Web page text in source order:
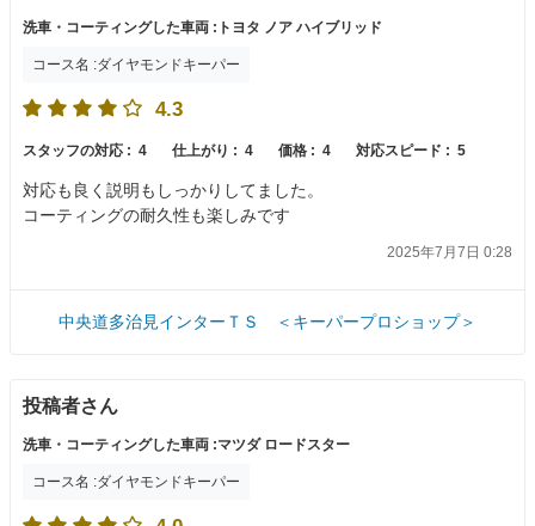
洗車・コーティングした車両 :トヨタ ノア ハイブリッド
コース名 :ダイヤモンドキーパー
4.3
スタッフの対応 : 4 仕上がり : 4 価格 : 4 対応スピード : 5
対応も良く説明もしっかりしてました。
コーティングの耐久性も楽しみです
2025年7月7日 0:28
中央道多治見インターＴＳ ＜キーパープロショップ＞
投稿者さん
洗車・コーティングした車両 :マツダ ロードスター
コース名 :ダイヤモンドキーパー